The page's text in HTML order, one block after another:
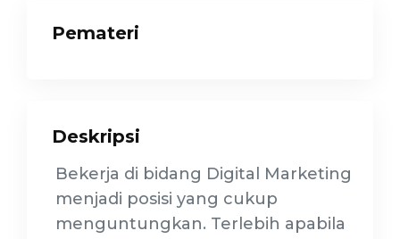
Pemateri
Deskripsi
Bekerja di bidang Digital Marketing
menjadi posisi yang cukup
menguntungkan. Terlebih apabila